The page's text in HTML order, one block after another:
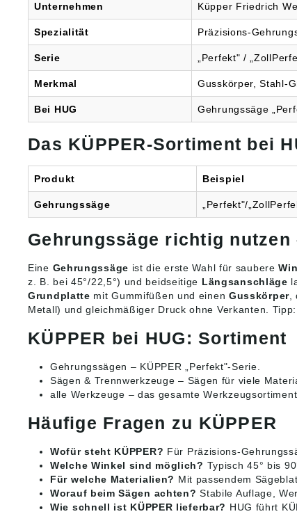
Unternehmen Küpper Friedrich
Spezialität Präzisions-
Serie „Perfekt" /
Merkmal Gusskörper, Stahl-
Bei HUG Gehrungssäge
Das KÜPPER-Sortiment bei
Produkt Beispiel
Gehrungssäge „Perfekt"/
Gehrungssäge richtig
Eine Gehrungssäge ist die erste Wahl für saubere
z. B. bei 45°/22,5°) und beidseitige Längsanschläge
Grundplatte mit Gummifüßen und einen Gusskörper,
Metall) und gleichmäßiger Druck ohne Verkanten.
KÜPPER bei HUG: Sortiment
Gehrungssägen – KÜPPER „Perfekt"-Serie.
Sägen & Trennwerkzeuge – Sägen für viele
alle Werkzeuge – das gesamte
Häufige Fragen zu KÜPPER
Wofür steht KÜPPER? Für Präzisions-
Welche Winkel sind möglich? Typisch 45° bis
Für welche Materialien? Mit passendem
Worauf beim Sägen achten? Stabile Auflage,
Wie schnell ist KÜPPER lieferbar? HUG führt